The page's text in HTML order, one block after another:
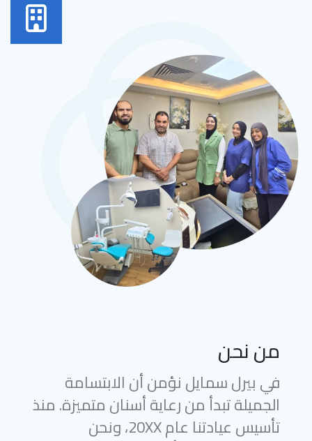
من نحن
في بيرل سمايل نؤمن أن الابتسامة
الجميلة تبدأ من رعاية أسنان متميزة. منذ
تأسيس عيادتنا عام 20XX، ونحن